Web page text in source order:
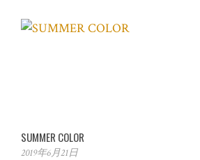
SUMMER COLOR
2019年6月21日